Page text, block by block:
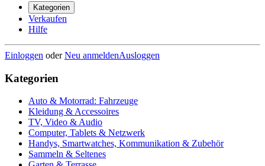
Kategorien
Verkaufen
Hilfe
Einloggen oderNeu anmeldenAusloggen
Kategorien
Auto & Motorrad: Fahrzeuge
Kleidung & Accessoires
TV, Video & Audio
Computer, Tablets & Netzwerk
Handys, Smartwatches, Kommunikation & Zubehör
Sammeln & Seltenes